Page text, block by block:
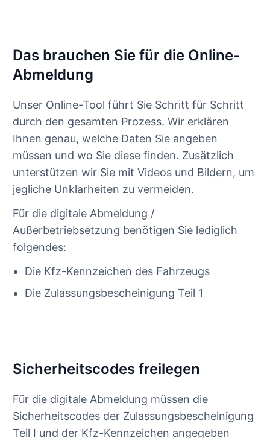
Das brauchen Sie für die Online-
Abmeldung
Unser Online-Tool führt Sie Schritt für Schritt
durch den gesamten Prozess. Wir erklären
Ihnen genau, welche Daten Sie angeben
müssen und wo Sie diese finden. Zusätzlich
unterstützen wir Sie mit Videos und Bildern, um
jegliche Unklarheiten zu vermeiden.
Für die digitale Abmeldung /
Außerbetriebsetzung benötigen Sie lediglich
folgendes:
Die Kfz-Kennzeichen des Fahrzeugs
Die Zulassungsbescheinigung Teil 1
Sicherheitscodes freilegen
Für die digitale Abmeldung müssen die
Sicherheitscodes der Zulassungsbescheinigung
Teil I und der Kfz-Kennzeichen angegeben